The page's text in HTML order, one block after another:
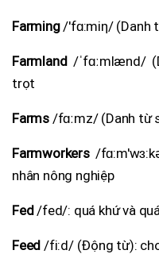
Farming/'fɑ:miη/ (Danh
Farmland/ˈfɑːmlænd/
trọt
Farms /fɑːmz/ (Danh từ
Farmworkers/
nhân nông nghiệp
Fed/fed/: quá khứ và
Feed /fi:d/ (Động từ):